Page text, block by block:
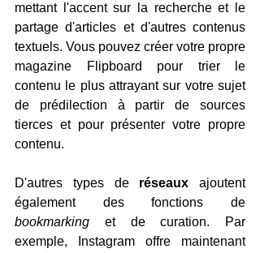
mettant l'accent sur la recherche et le
partage d'articles et d'autres contenus
textuels. Vous pouvez créer votre propre
magazine Flipboard pour trier le
contenu le plus attrayant sur votre sujet
de prédilection à partir de sources
tierces et pour présenter votre propre
contenu.
D'autres types de réseaux ajoutent
bookmarking et de curation. Par
exemple, Instagram offre maintenant